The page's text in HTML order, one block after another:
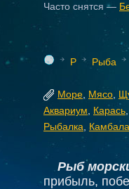
Часто снятся —
Р Рыба
Море Мясо
Аквариум
Карась
Рыбалка
Камбала
Рыб
прибыль,